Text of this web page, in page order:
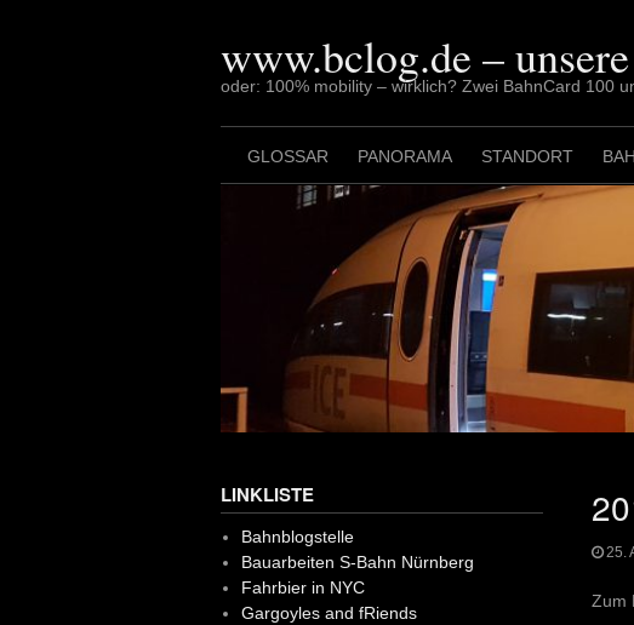
www.bclog.de –
oder: 100% mobility – wirklich? Zwei BahnCard 100
GLOSSAR PANORAMA STANDORT
25.
Zum
LINKLISTE
Bahnblogstelle
Bauarbeiten S-Bahn Nürnberg
Fahrbier in NYC
Gargoyles and fRiends